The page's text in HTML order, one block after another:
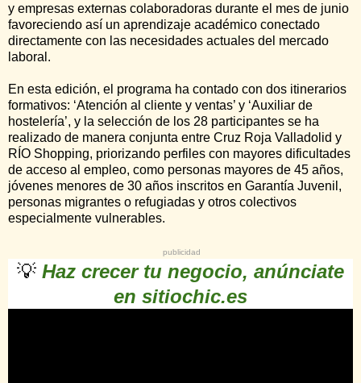
y empresas externas colaboradoras durante el mes de junio
favoreciendo así un aprendizaje académico conectado
directamente con las necesidades actuales del mercado
laboral.
En esta edición, el programa ha contado con dos itinerarios
formativos: ‘Atención al cliente y ventas’ y ‘Auxiliar de
hostelería’, y la selección de los 28 participantes se ha
realizado de manera conjunta entre Cruz Roja Valladolid y
RÍO Shopping, priorizando perfiles con mayores dificultades
de acceso al empleo, como personas mayores de 45 años,
jóvenes menores de 30 años inscritos en Garantía Juvenil,
personas migrantes o refugiadas y otros colectivos
especialmente vulnerables.
publicidad
💡 Haz crecer tu negocio, anúnciate
en sitiochic.es